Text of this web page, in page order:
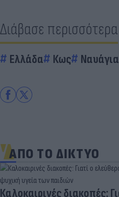
Διάβασε περισσότερα
Ελλάδα Κως Ναυάγια
ΑΠΟ ΤΟ ΔΙΚΤΥΟ